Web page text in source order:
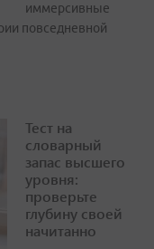
иммерсивные
повседневной
Тест на
словарный
запас высшего
уровня:
проверьте
глубину своей
начитанно